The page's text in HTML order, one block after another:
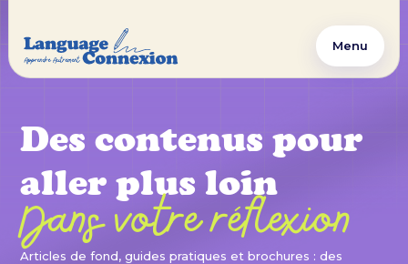
Menu
Des contenus pour
aller plus loin
Dans votre réflexion
Articles de fond, guides pratiques et brochures : des